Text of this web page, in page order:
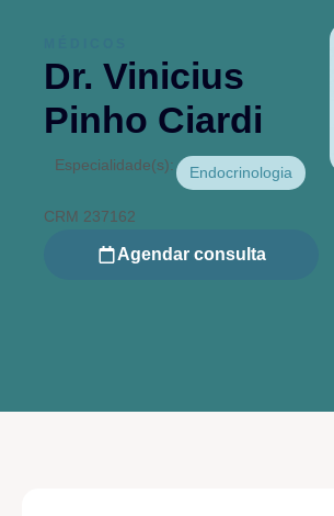
Dr. Vinicius
Pinho Ciardi
Especialidade(s): Endocrinologia
CRM 237162
Agendar consulta